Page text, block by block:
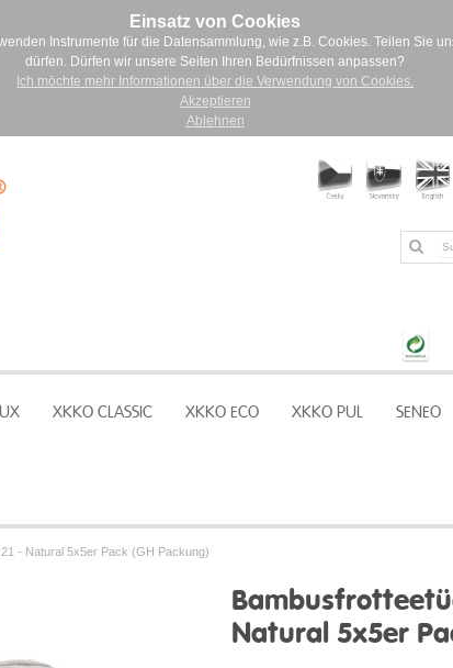
Einsatz von Cookies
Instrumente für die Datensammlung, wie z.B. Cookies. Teilen Sie
dürfen. Dürfen wir unsere Seiten Ihren Bedürfnissen anpassen?
Ich möchte mehr Informationen über die Verwendung von Cookies.
Akzeptieren
Ablehnen
XKKO CLASSIC XKKO ECO XKKO PUL SENEO
- Natural 5x5er Pack (GH Packung)
Natural 5x5er